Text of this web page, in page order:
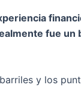
fue un
y los